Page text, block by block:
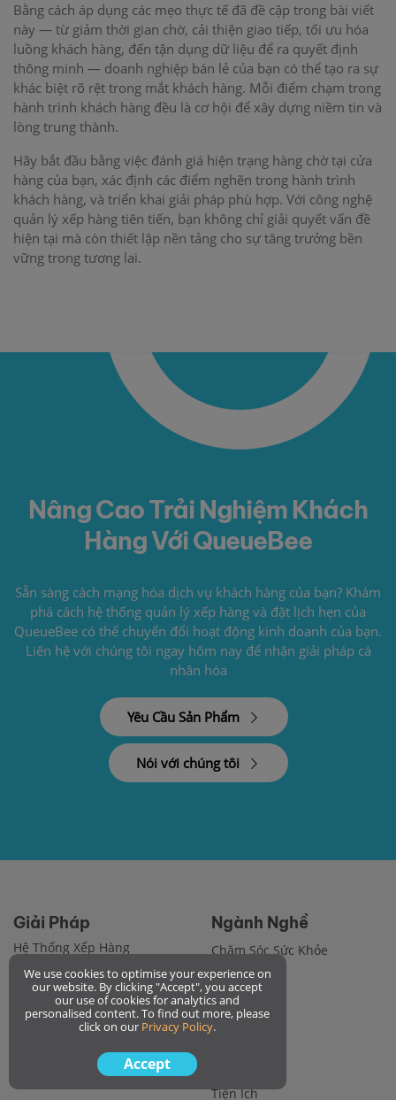
Bằng cách áp dụng các mẹo thực tế đã đề cập trong bài viết
này — từ giảm thời gian chờ, cải thiện giao tiếp, tối ưu hóa
luồng khách hàng, đến tận dụng dữ liệu để ra quyết định
thông minh — doanh nghiệp bán lẻ của bạn có thể tạo ra sự
khác biệt rõ rệt trong mắt khách hàng. Mỗi điểm chạm trong
hành trình khách hàng đều là cơ hội để xây dựng niềm tin và
lòng trung thành.
Hãy bắt đầu bằng việc đánh giá hiện trạng hàng chờ tại cửa
hàng của bạn, xác định các điểm nghẽn trong hành trình
khách hàng, và triển khai giải pháp phù hợp. Với công nghệ
quản lý xếp hàng tiên tiến, bạn không chỉ giải quyết vấn đề
hiện tại mà còn thiết lập nền tảng cho sự tăng trưởng bền
vững trong tương lai.
Nâng Cao Trải Nghiệm Khách
Hàng Với QueueBee
Sẵn sàng cách mạng hóa dịch vụ khách hàng của bạn? Khám
phá cách hệ thống quản lý xếp hàng và đặt lịch hẹn của
QueueBee có thể chuyển đổi hoạt động kinh doanh của bạn.
Liên hệ với chúng tôi ngay hôm nay để nhận giải pháp cá
nhân hóa
Yêu Cầu Sản Phẩm
Nói với chúng tôi
Giải Pháp
Hệ Thống Xếp Hàng
Đặt Lịch Hẹn
Biển Báo Số
Cổng Thông Tin Khách Hàng
Quản Lý Hỗ Trợ
Ngành Nghề
Chăm Sóc Sức Khỏe
Tài Chính
Giáo Dục
Viễn Thông
Tiện Ích
We use cookies to optimise your experience on
our website. By clicking "Accept", you accept
our use of cookies for analytics and
personalised content. To find out more, please
click on our Privacy Policy.
Accept